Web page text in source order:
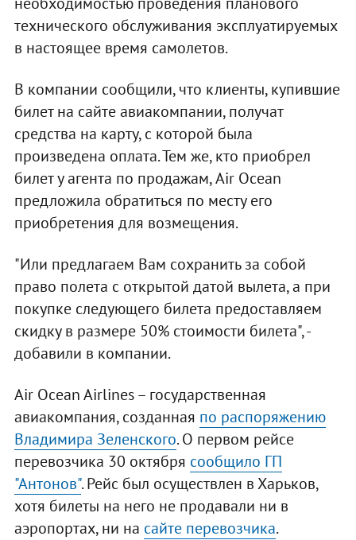
технического обслуживания эксплуатируемых
в настоящее время самолетов.
В компании сообщили, что клиенты, купившие
билет на сайте авиакомпании, получат
средства на карту, с которой была
произведена оплата. Тем же, кто приобрел
билет у агента по продажам, Air Ocean
предложила обратиться по месту его
приобретения для возмещения.
"Или предлагаем Вам сохранить за собой
право полета с открытой датой вылета, а при
покупке следующего билета предоставляем
скидку в размере 50% стоимости билета", -
добавили в компании.
Air Ocean Airlines – государственная
авиакомпания, созданная по распоряжению
Владимира Зеленского. О первом рейсе
перевозчика 30 октября сообщило ГП
"Антонов". Рейс был осуществлен в Харьков,
хотя билеты на него не продавали ни в
аэропортах, ни на сайте перевозчика.